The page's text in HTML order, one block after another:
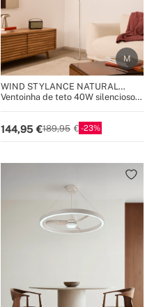
WIND STYLANCE NATURAL
WOOD
Ventoinha de teto 40W silencioso
144,95 189,95 23